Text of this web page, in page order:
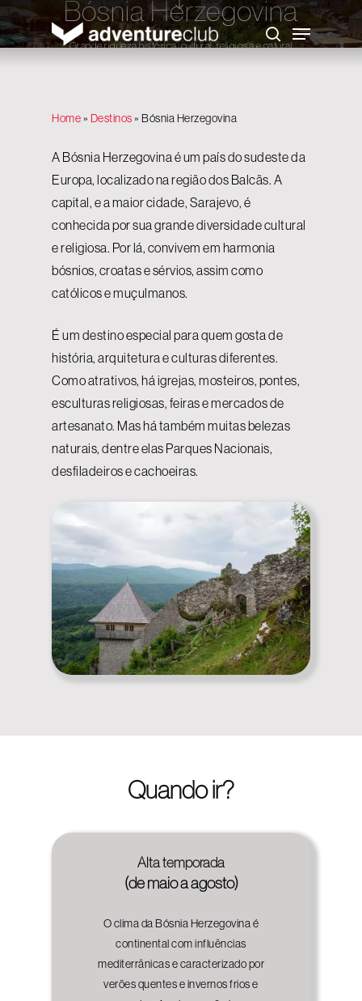
Skip
to
main
content
search
Menu
Bósnia Herzegovina
Grande riqueza histórica, cultural, religiosa e natural
Home» Destinos» Bósnia Herzegovina
A Bósnia Herzegovina é um país do sudeste da
Europa, localizado na região dos Balcãs. A
capital, e a maior cidade, Sarajevo, é
conhecida por sua grande diversidade cultural
e religiosa. Por lá, convivem em harmonia
bósnios, croatas e sérvios, assim como
católicos e muçulmanos.
É um destino especial para quem gosta de
história, arquitetura e culturas diferentes.
Como atrativos, há igrejas, mosteiros, pontes,
esculturas religiosas, feiras e mercados de
artesanato. Mas há também muitas belezas
naturais, dentre elas Parques Nacionais,
desfiladeiros e cachoeiras.
Quando ir?
Alta temporada
(de maio a agosto)
O clima da Bósnia Herzegovina é
continental com influências
mediterrânicas e caracterizado por
verões quentes e invernos frios e